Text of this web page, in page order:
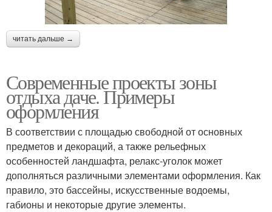
читать дальше →
Современные проекты зоны
отдыха даче. Примеры
оформления
В соответствии с площадью свободной от основных
предметов и декораций, а также рельефных
особенностей ландшафта, релакс-уголок может
дополняться различными элементами оформления. Как
правило, это бассейны, искусственные водоемы,
габионы и некоторые другие элементы.